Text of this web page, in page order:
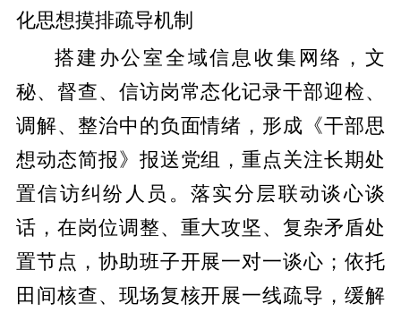
化思想摸排疏导机制
搭建办公室全域信息收集网络，文
秘、督查、信访岗常态化记录干部迎检、
调解、整治中的负面情绪，形成《干部思
想动态简报》报送党组，重点关注长期处
置信访纠纷人员。落实分层联动谈心谈
话，在岗位调整、重大攻坚、复杂矛盾处
置节点，协助班子开展一对一谈心；依托
田间核查、现场复核开展一线疏导，缓解